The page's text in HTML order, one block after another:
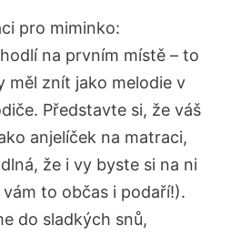
pro miminko:
na prvním místě – to
měl znít jako melodie v
Představte si, že váš
anjelíček na matraci,⁤
že ⁤i‌ vy byste si na ni⁣
⁢to‌ občas i podaří!).
do sladkých ⁣snů,